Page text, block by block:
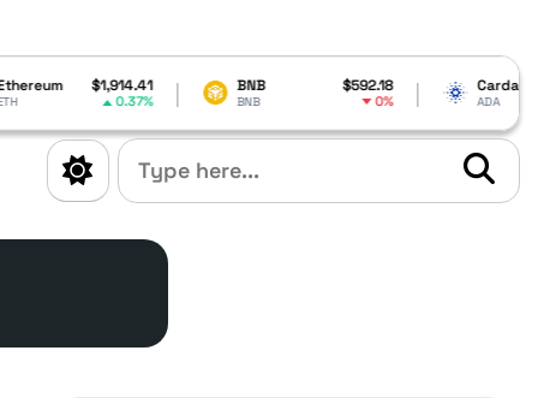
BNB $592.18
BNB 0%
Cardano $0.199612
ADA 2.17%